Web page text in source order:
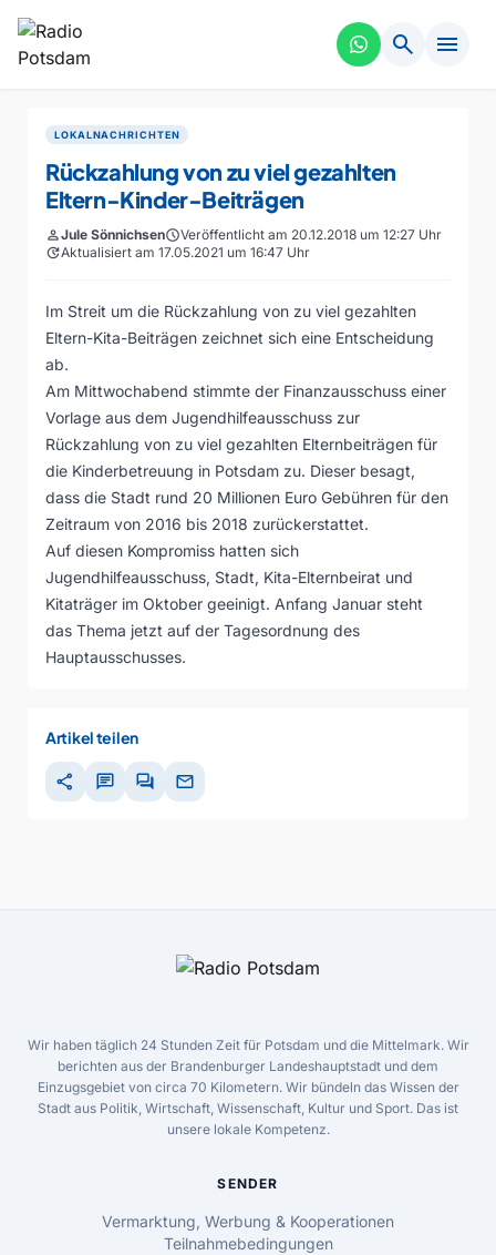
search menu
LOKALNACHRICHTEN
Rückzahlung von zu viel gezahlten
Eltern-Kinder-Beiträgen
personJule SönnichsenscheduleVeröffentlicht am 20.12.2018 um 12:27 Uhr
updateAktualisiert am 17.05.2021 um 16:47 Uhr
Im Streit um die Rückzahlung von zu viel gezahlten
Eltern-Kita-Beiträgen zeichnet sich eine Entscheidung
ab.
Am Mittwochabend stimmte der Finanzausschuss einer
Vorlage aus dem Jugendhilfeausschuss zur
Rückzahlung von zu viel gezahlten Elternbeiträgen für
die Kinderbetreuung in Potsdam zu. Dieser besagt,
dass die Stadt rund 20 Millionen Euro Gebühren für den
Zeitraum von 2016 bis 2018 zurückerstattet.
Auf diesen Kompromiss hatten sich
Jugendhilfeausschuss, Stadt, Kita-Elternbeirat und
Kitaträger im Oktober geeinigt. Anfang Januar steht
das Thema jetzt auf der Tagesordnung des
Hauptausschusses.
Artikel teilen
share chat forum mail
Wir haben täglich 24 Stunden Zeit für Potsdam und die Mittelmark. Wir
berichten aus der Brandenburger Landeshauptstadt und dem
Einzugsgebiet von circa 70 Kilometern. Wir bündeln das Wissen der
Stadt aus Politik, Wirtschaft, Wissenschaft, Kultur und Sport. Das ist
unsere lokale Kompetenz.
SENDER
Vermarktung, Werbung & Kooperationen
Teilnahmebedingungen